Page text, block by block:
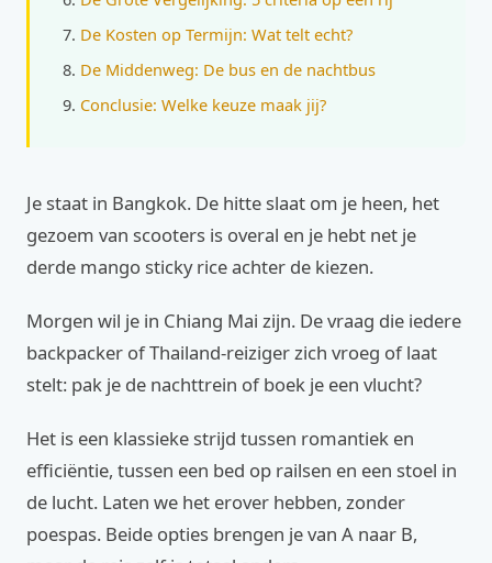
De Kosten op Termijn: Wat telt echt?
De Middenweg: De bus en de nachtbus
Conclusie: Welke keuze maak jij?
Je staat in Bangkok. De hitte slaat om je heen, het
gezoem van scooters is overal en je hebt net je
derde mango sticky rice achter de kiezen.
Morgen wil je in Chiang Mai zijn. De vraag die iedere
backpacker of Thailand-reiziger zich vroeg of laat
stelt: pak je de nachttrein of boek je een vlucht?
Het is een klassieke strijd tussen romantiek en
efficiëntie, tussen een bed op railsen en een stoel in
de lucht. Laten we het erover hebben, zonder
poespas. Beide opties brengen je van A naar B,